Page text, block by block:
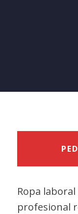
Ropa
profesional